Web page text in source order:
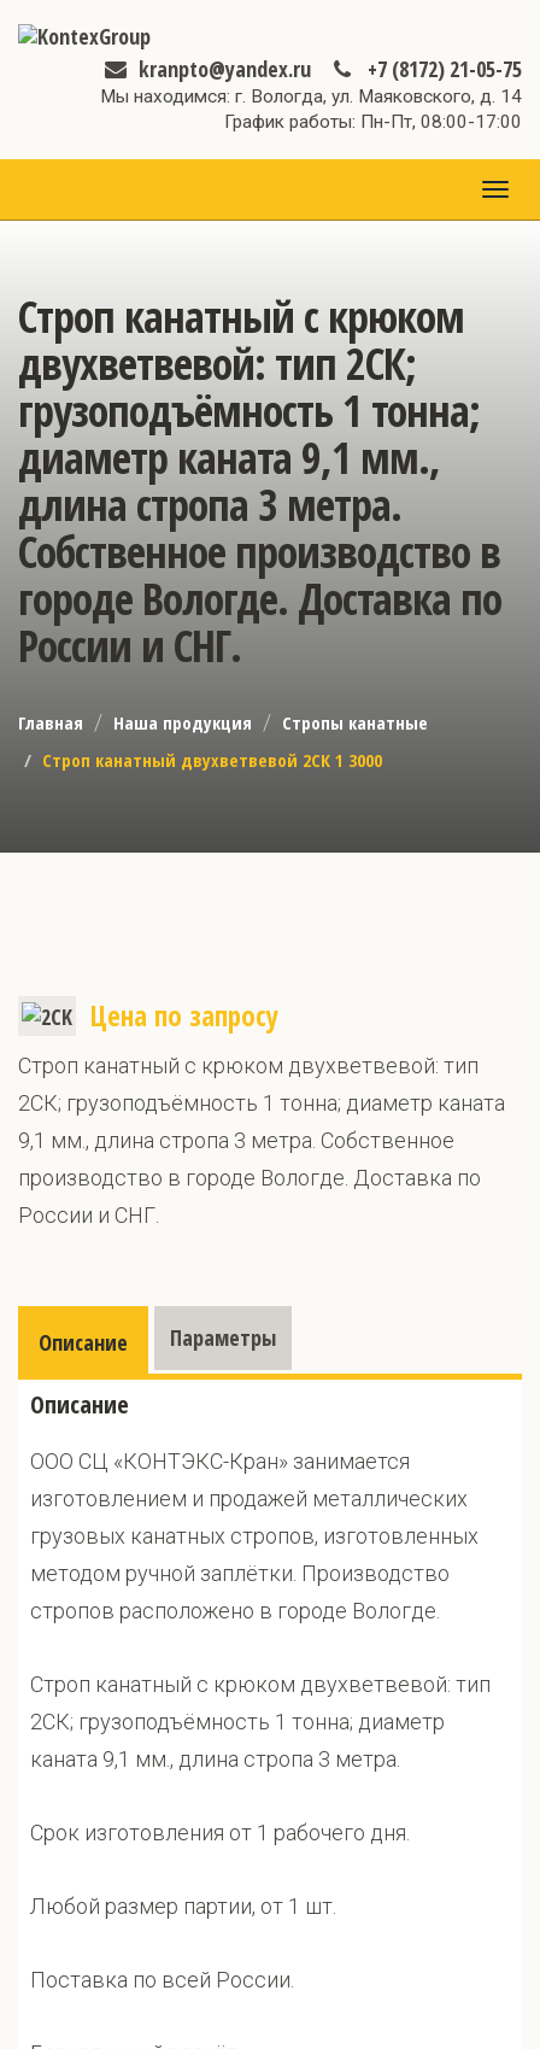
kranpto@yandex.ru +7 (8172) 21-05-75
Мы находимся: г. Вологда, ул. Маяковского, д. 14
График работы: Пн-Пт, 08:00-17:00
Строп канатный с крюком
двухветвевой: тип 2СК;
грузоподъёмность 1 тонна;
диаметр каната 9,1 мм.,
длина стропа 3 метра.
Собственное производство в
городе Вологде. Доставка по
России и СНГ.
Главная Наша продукция
Стропы канатные
Строп канатный двухветвевой 2СК 1 3000
Цена по запросу
Строп канатный с крюком двухветвевой: тип
2СК; грузоподъёмность 1 тонна; диаметр каната
9,1 мм., длина стропа 3 метра. Собственное
производство в городе Вологде. Доставка по
России и СНГ.
Описание Параметры
Описание
ООО СЦ «КОНТЭКС-Кран» занимается
изготовлением и продажей металлических
грузовых канатных стропов, изготовленных
методом ручной заплётки. Производство
стропов расположено в городе Вологде.
Строп канатный с крюком двухветвевой: тип
2СК; грузоподъёмность 1 тонна; диаметр
каната 9,1 мм., длина стропа 3 метра.
Срок изготовления от 1 рабочего дня.
Любой размер партии, от 1 шт.
Поставка по всей России.